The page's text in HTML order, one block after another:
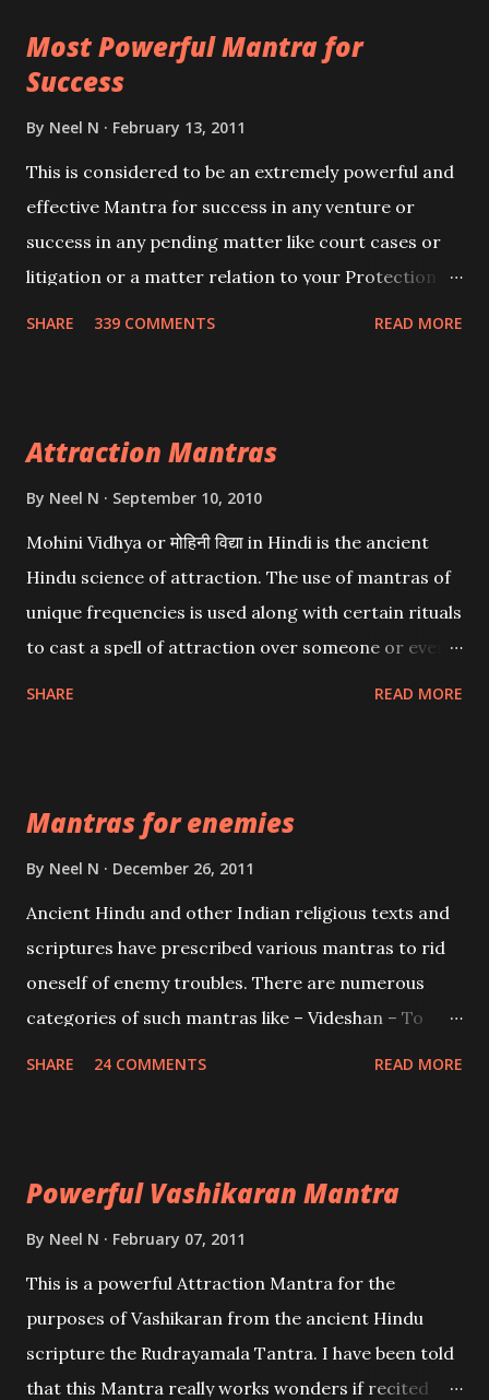
you wish to attract.
Most Powerful Mantra for
Success
By Neel N February 13, 2011
This is considered to be an extremely powerful and
effective Mantra for success in any venture or
success in any pending matter like court cases or
litigation or a matter relation to your Protection or
SHARE 339 COMMENTS READ MORE
Attraction Mantras
By Neel N September 10, 2010
Mohini Vidhya or मोहिनी विद्या in Hindi is the ancient
Hindu science of attraction. The use of mantras of
unique frequencies is used along with certain rituals
to cast a spell of attraction over someone or even a
Creator, the protector and the Destroyer or
Brahma, Vishnu and Mahesh. Vishnu manifested as
and destroy Bhasmasur an invincible demon.
SHARE READ MORE
Mantras for enemies
By Neel N December 26, 2011
Ancient Hindu and other Indian religious texts and
scriptures have prescribed various mantras to rid
oneself of enemy troubles. There are numerous
categories of such mantras like – Videshan – To
SHARE 24 COMMENTS READ MORE
Powerful Vashikaran Mantra
By Neel N February 07, 2011
This is a powerful Attraction Mantra for the
purposes of Vashikaran from the ancient Hindu
scripture the Rudrayamala Tantra. I have been told
that this Mantra really works wonders if recited